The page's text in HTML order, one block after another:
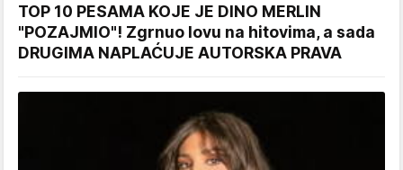
TOP 10 PESAMA KOJE JE DINO MERLIN
"POZAJMIO"! Zgrnuo lovu na hitovima, a sada
DRUGIMA NAPLAĆUJE AUTORSKA PRAVA